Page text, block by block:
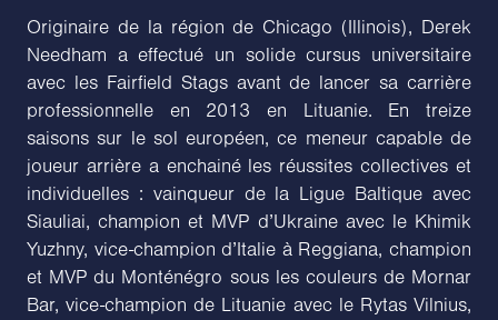
Originaire de la région de Chicago (Illinois), Derek
Needham a effectué un solide cursus universitaire
avec les Fairfield Stags avant de lancer sa carrière
professionnelle en 2013 en Lituanie. En treize
saisons sur le sol européen, ce meneur capable de
joueur arrière a enchainé les réussites collectives et
individuelles : vainqueur de la Ligue Baltique avec
Siauliai, champion et MVP d’Ukraine avec le Khimik
Yuzhny, vice-champion d’Italie à Reggiana, champion
et MVP du Monténégro sous les couleurs de Mornar
Bar, vice-champion de Lituanie avec le Rytas Vilnius,